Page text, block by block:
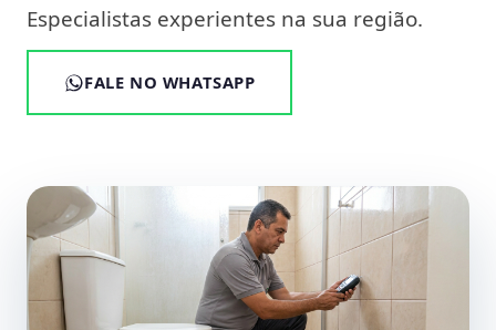
Especialistas experientes na sua região.
FALE NO WHATSAPP